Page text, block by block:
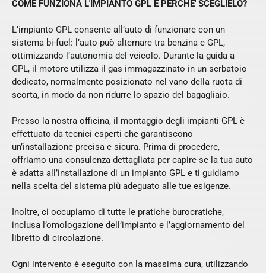
COME FUNZIONA L'IMPIANTO GPL E PERCHE' SCEGLIELO?
L’impianto GPL consente all’auto di funzionare con un
sistema bi-fuel: l’auto può alternare tra benzina e GPL,
ottimizzando l’autonomia del veicolo. Durante la guida a
GPL, il motore utilizza il gas immagazzinato in un serbatoio
dedicato, normalmente posizionato nel vano della ruota di
scorta, in modo da non ridurre lo spazio del bagagliaio.
Presso la nostra officina, il montaggio degli impianti GPL è
effettuato da tecnici esperti che garantiscono
un’installazione precisa e sicura. Prima di procedere,
offriamo una consulenza dettagliata per capire se la tua auto
è adatta all’installazione di un impianto GPL e ti guidiamo
nella scelta del sistema più adeguato alle tue esigenze.
Inoltre, ci occupiamo di tutte le pratiche burocratiche,
inclusa l’omologazione dell’impianto e l’aggiornamento del
libretto di circolazione.
Ogni intervento è eseguito con la massima cura, utilizzando